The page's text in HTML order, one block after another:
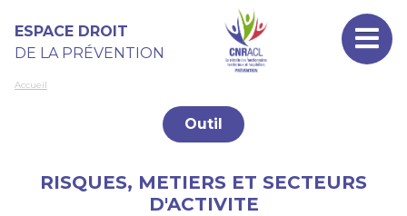
ESPACE DROIT
DE LA PRÉVENTION
Accueil
Outil
RISQUES, METIERS ET SECTEURS
D'ACTIVITE